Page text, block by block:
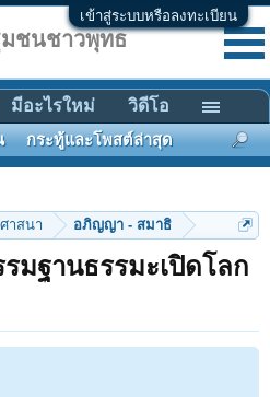
เข้าสู่ระบบหรือลงทะเบียน
าสนา อภิญญา - สมาธิ
มฐานธรรมะเปิดโลก
ชนชาวพุทธ
กระทู้และโพสต์ล่าสุด
มีอะไรใหม่ วิดีโอ